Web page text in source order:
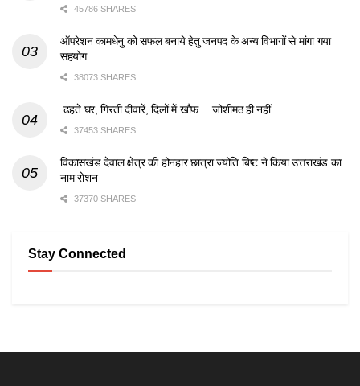
45786 SHARES
ऑपरेशन कामधेनु को सफल बनाये हेतु जनपद के अन्य विभागों से मांगा गया
सहयोग
38073 SHARES
ढहते घर, गिरती दीवारें, दिलों में खौफ… जोशीमठ ही नहीं
37453 SHARES
विकासखंड देवाल क्षेत्र की होनहार छात्रा ज्योति बिष्ट ने किया उत्तराखंड का
नाम रोशन
37370 SHARES
Stay Connected